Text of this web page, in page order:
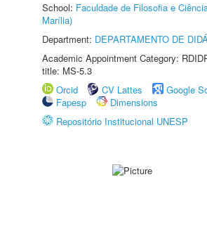
School: Faculdade de Filosofia e
Marília)
Department: DEPARTAMENTO DE
Academic Appointment Category:
title: MS-5.3
Orcid
CV Lattes
Google
Fapesp
Dimensions
Repositório Institucional UNESP